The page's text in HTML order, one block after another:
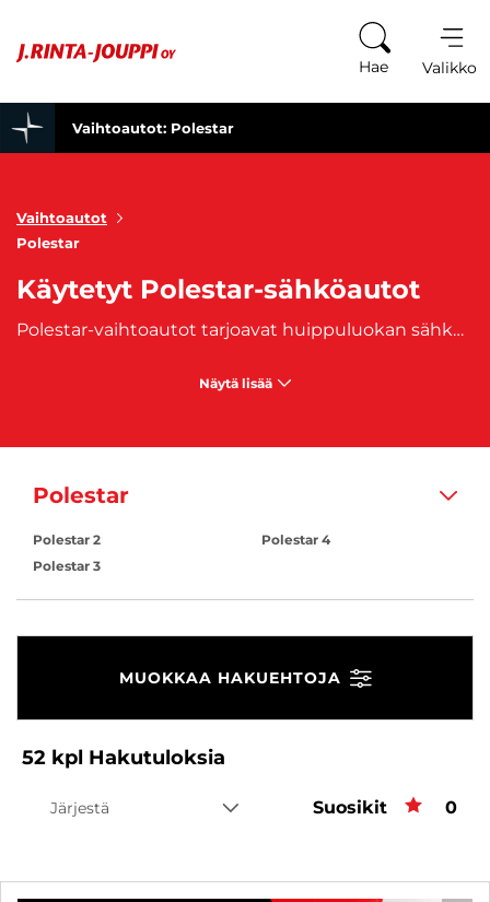
Hae Valikko
Vaihtoautot: Polestar
Vaihtoautot
Polestar
Käytetyt Polestar-sähköautot
Polestar-vaihtoautot tarjoavat huippuluokan sähköisen suorituskyvyn, skandinaavisen minimalistisen muotoilun ja edistyksellisen teknologian, joka tekee jokaisesta ajomatkasta nautinnon. Polestar on Volvo Carsin omistama merkki, ja se on tunnettu erityisesti sähköautoistaan, jotka yhdistävät ympäristöystävällisyyden tinkimättömään suorituskykyyn. Polestar-mallit, kuten Polestar 2, ovat suunniteltu kuljettajille, jotka arvostavat modernia teknologiaa ja ekologista ajokokemusta. Polestar-vaihtoautot ovat varustettu huipputason ajonhallintajärjestelmillä ja turvallisuusominaisuuksilla, jotka tekevät ajamisesta paitsi nautinnollista myös turvallista. Lisäksi Polestar-autojen sähkömoottorit tarjoavat hiljaista ja saasteetonta liikkumista, mutta samalla tehokasta ja vaivatonta kiihtyvyyttä.
Näytä lisää
Polestar
Polestar 2
Polestar 3
Polestar 4
MUOKKAA HAKUEHTOJA
52 kpl Hakutuloksia
Järjestä Suosikit 0